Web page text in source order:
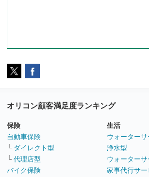
オリコン顧客満足度ランキング
保険
自動車保険
└ ダイレクト型
└ 代理店型
バイク保険
生活
ウォーターサ
浄水型
ウォーターサ
家事代行サー